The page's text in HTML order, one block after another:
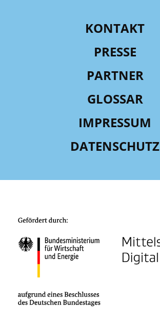
KONTAKT
PRESSE
PARTNER
GLOSSAR
IMPRESSUM
DATENSCHUTZ